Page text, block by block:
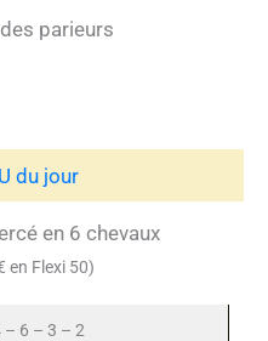
parieurs
du jour
en 6 chevaux
en Flexi 50)
– 6 – 3 – 2